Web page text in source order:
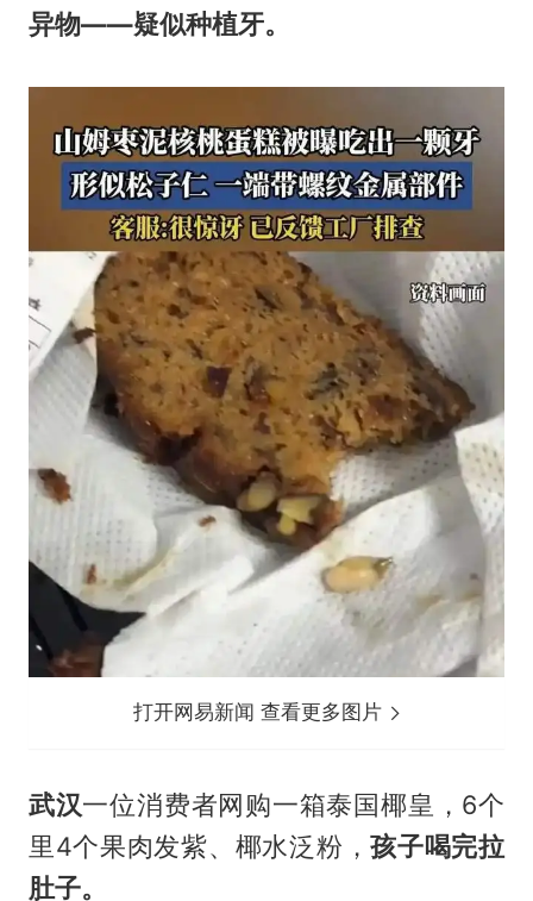
异物——疑似种植牙。
打开网易新闻 查看更多图片
武汉一位消费者网购一箱泰国椰皇，6个
里4个果肉发紫、椰水泛粉，孩子喝完拉
肚子。